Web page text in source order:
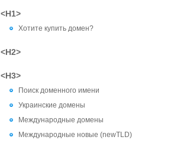
<H1>
Хотите купить домен?
<H2>
<H3>
Поиск доменного имени
Украинские домены
Международные домены
Международные новые (newTLD)